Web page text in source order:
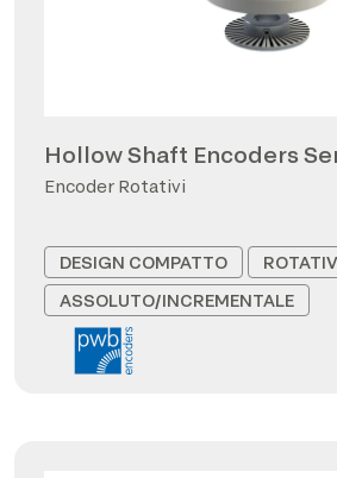
Hollow Shaft Encoders
Encoder Rotativi
DESIGN COMPATTO
ASSOLUTO/INCREMENTALE